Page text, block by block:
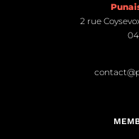
2 rue